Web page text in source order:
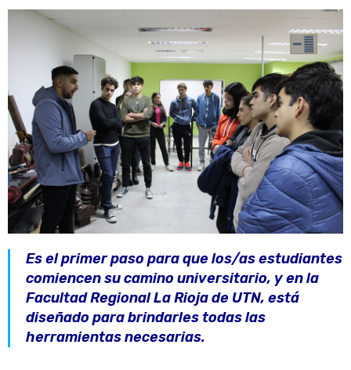
Es el primer paso para que los/as estudiantes
comiencen su camino universitario, y en la
Facultad Regional La Rioja de UTN, está
diseñado para brindarles todas las
herramientas necesarias.